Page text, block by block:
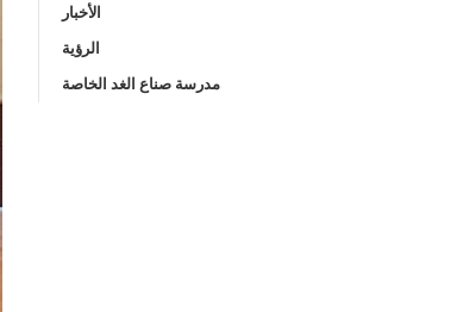
الأخبار
الرؤية
مدرسة صناع الغد الخاصة